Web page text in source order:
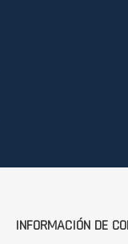
INFORMACIÓN DE